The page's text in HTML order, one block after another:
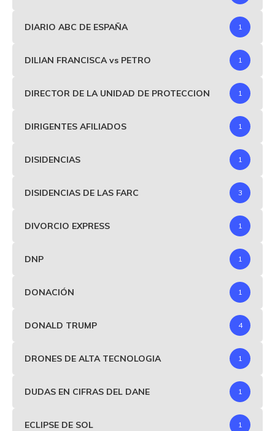
DIARIO ABC DE ESPAÑA 1
DILIAN FRANCISCA vs PETRO 1
DIRECTOR DE LA UNIDAD DE PROTECCION 1
DIRIGENTES AFILIADOS 1
DISIDENCIAS 1
DISIDENCIAS DE LAS FARC 3
DIVORCIO EXPRESS 1
DNP 1
DONACIÓN 1
DONALD TRUMP 4
DRONES DE ALTA TECNOLOGIA 1
DUDAS EN CIFRAS DEL DANE 1
ECLIPSE DE SOL 1